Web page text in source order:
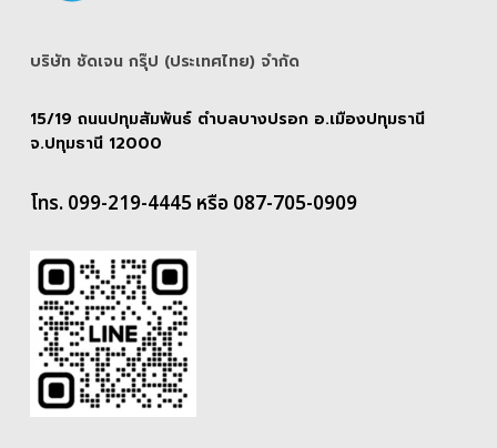
บริษัท ชัดเจน กรุ๊ป (ประเทศไทย) จํากัด
15/19 ถนนปทุมสัมพันธ์ ตำบลบางปรอก อ.เมืองปทุมธานี
จ.ปทุมธานี 12000
โทร. 099-219-4445 หรือ 087-705-0909